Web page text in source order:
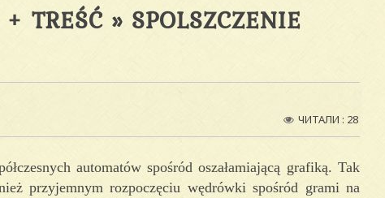
TREŚĆ » SPOLSZCZENIE
ЧИТАЛИ : 28
automatów spośród oszałamiającą grafiką. Tak
przyjemnym rozpoczęciu wędrówki spośród grami na